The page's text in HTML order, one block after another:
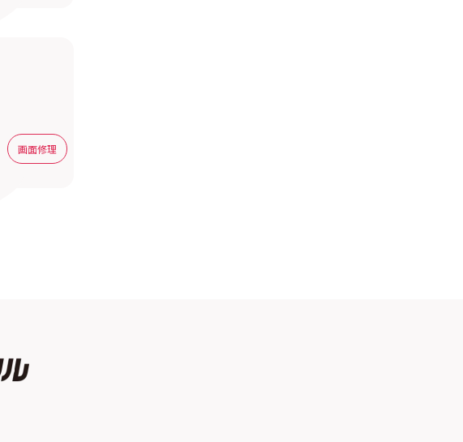
画面修理